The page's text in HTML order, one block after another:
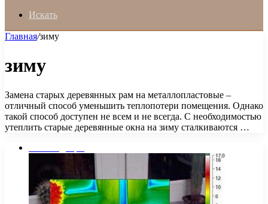
Искать
Главная/зиму
зиму
Замена старых деревянных рам на металлопластовые –
отличный способ уменьшить теплопотери помещения. Однако
такой способ доступен не всем и не всегда. С необходимостью
утеплить старые деревянные окна на зиму сталкиваются …